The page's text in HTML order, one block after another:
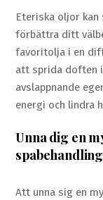
Eteriska oljor kan
förbättra ditt
favoritolja i en
att sprida doften
avslappnande
energi och lindra
Unna dig en
Att unna sig en